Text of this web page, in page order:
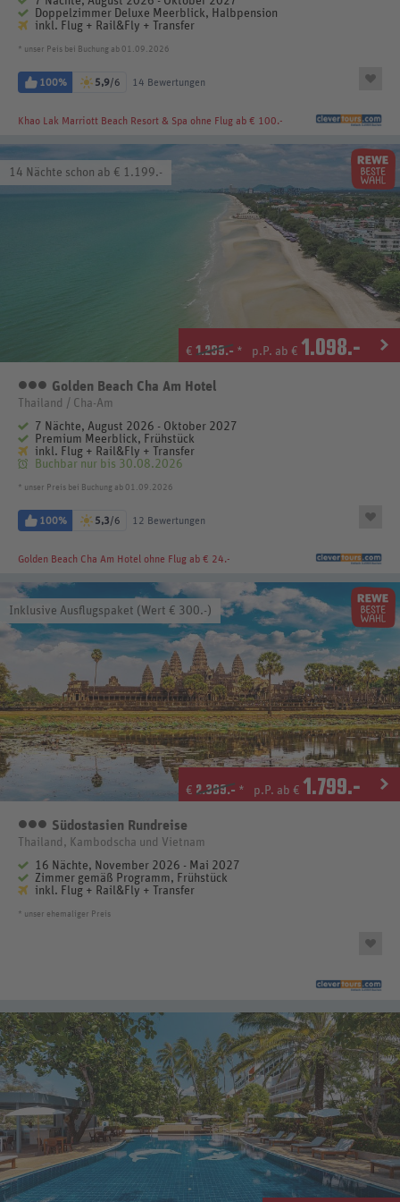
Doppelzimmer Deluxe Meerblick, Halbpension
inkl. Flug + Rail&Fly + Transfer
* unser Peis bei Buchung ab 01.09.2026
100% 5,9/6 14 Bewertungen
Khao Lak Marriott Beach Resort & Spa ohne Flug ab € 100.-
14 Nächte schon ab € 1.199.-
€ 1.299.- * p.P. ab € 1.098.-
3 Sterne
Golden Beach Cha Am Hotel
Thailand / Cha-Am
7 Nächte, August 2026 - Oktober 2027
Premium Meerblick, Frühstück
inkl. Flug + Rail&Fly + Transfer
Buchbar nur bis 30.08.2026
* unser Preis bei Buchung ab 01.09.2026
100% 5,3/6 12 Bewertungen
Golden Beach Cha Am Hotel ohne Flug ab € 24.-
Inklusive Ausflugspaket (Wert € 300.-)
€ 2.399.- * p.P. ab € 1.799.-
3 Sterne
Südostasien Rundreise
Thailand, Kambodscha und Vietnam
16 Nächte, November 2026 - Mai 2027
Zimmer gemäß Programm, Frühstück
inkl. Flug + Rail&Fly + Transfer
* unser ehemaliger Preis